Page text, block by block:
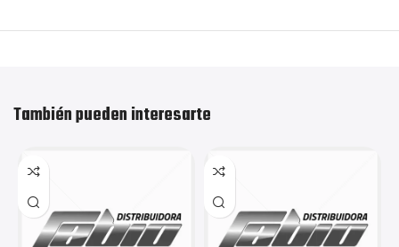
También pueden interesarte